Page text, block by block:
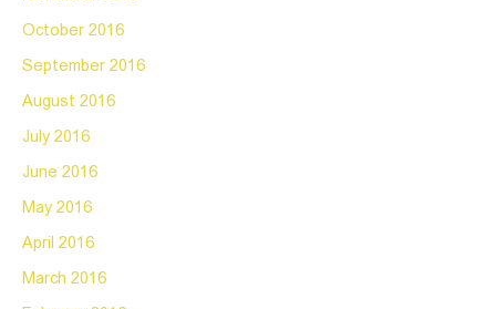
October 2016
September 2016
August 2016
July 2016
June 2016
May 2016
April 2016
March 2016